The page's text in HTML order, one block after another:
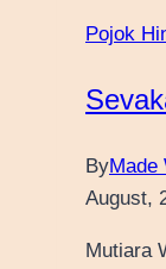
Pojok
ByMade
August,
Mutiara